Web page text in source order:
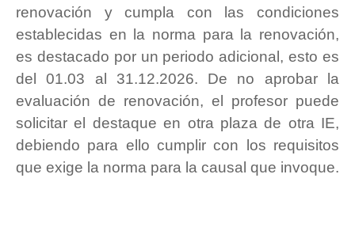
renovación y cumpla con las condiciones
establecidas en la norma para la renovación,
es destacado por un periodo adicional, esto es
del 01.03 al 31.12.2026. De no aprobar la
evaluación de renovación, el profesor puede
solicitar el destaque en otra plaza de otra IE,
debiendo para ello cumplir con los requisitos
que exige la norma para la causal que invoque.